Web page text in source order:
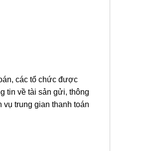
các tổ chức được
tin về tài sản gửi, thông
trung gian thanh toán